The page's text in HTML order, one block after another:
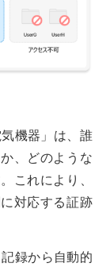
機器」は、誰
、どのような
これにより、
対応する証跡
録から自動的